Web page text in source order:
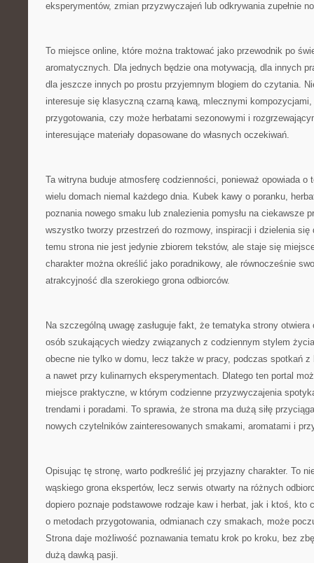
eksperymentów, zmian przyzwyczajeń lub odkrywania zupełnie
To miejsce online, które można traktować jako przewodnik po
aromatycznych. Dla jednych będzie ona motywacją, dla innych
dla jeszcze innych po prostu przyjemnym blogiem do czytania.
interesuje się klasyczną czarną kawą, mlecznymi
przygotowania, czy może herbatami sezonowymi i
interesujące materiały dopasowane do własnych oczekiwań.
Ta witryna buduje atmosferę codzienności, ponieważ opowiada o
wielu domach niemal każdego dnia. Kubek kawy o poranku,
poznania nowego smaku lub znalezienia pomysłu na ciekawsze
wszystko tworzy przestrzeń do rozmowy, inspiracji i dzielenia się
temu strona nie jest jedynie zbiorem tekstów, ale staje się
charakter można określić jako poradnikowy, ale równocześnie
atrakcyjność dla szerokiego grona odbiorców.
Na szczególną uwagę zasługuje fakt, że tematyka strony
osób szukających wiedzy związanych z codziennym stylem
obecne nie tylko w domu, lecz także w pracy, podczas spotkań
a nawet przy kulinarnych eksperymentach. Dlatego ten portal
miejsce praktyczne, w którym codzienne przyzwyczajenia
trendami i poradami. To sprawia, że strona ma dużą siłę
nowych czytelników zainteresowanych smakami, aromatami i
Opisując tę stronę, warto podkreślić jej przyjazny charakter. To
wąskiego grona ekspertów, lecz serwis otwarty na różnych
dopiero poznaje podstawowe rodzaje kaw i herbat, jak i ktoś, kto
o metodach przygotowania, odmianach czy smakach, może
Strona daje możliwość poznawania tematu krok po kroku, bez
dużą dawką pasji.